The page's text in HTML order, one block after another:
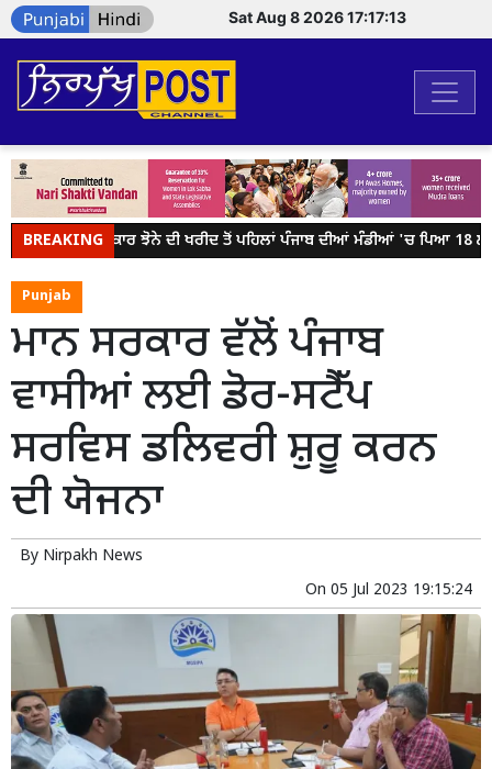
Sat Aug 8 2026 17:17:13
BREAKING
ਕੇਂਦਰ ਸਰਕਾਰ ਝੋਨੇ ਦੀ ਖਰੀਦ ਤੋਂ ਪਹਿਲਾਂ ਪੰਜਾਬ ਦੀਆਂ ਮੰਡੀਆਂ 'ਚ ਪਿਆ 18 ਲੱਖ
Punjab
ਮਾਨ ਸਰਕਾਰ ਵੱਲੋਂ ਪੰਜਾਬ
ਵਾਸੀਆਂ ਲਈ ਡੋਰ-ਸਟੈੱਪ
ਸਰਵਿਸ ਡਲਿਵਰੀ ਸ਼ੁਰੂ ਕਰਨ
ਦੀ ਯੋਜਨਾ
By Nirpakh News
On 05 Jul 2023 19:15:24